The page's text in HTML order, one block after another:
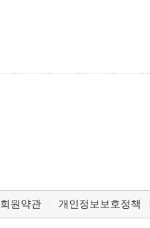
회원약관 개인정보보호정책